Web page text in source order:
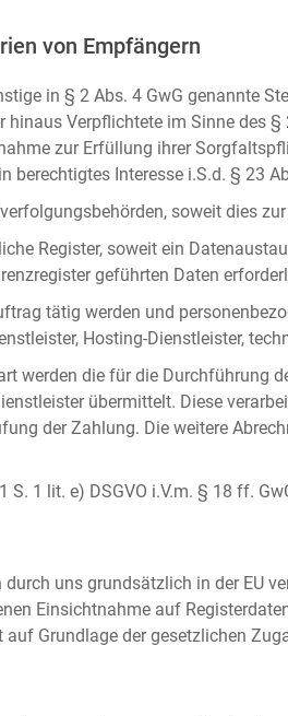
von Empfängern
in § 2 Abs. 4 GwG genannte
Verpflichtete im Sinne des
zur Erfüllung ihrer
berechtigtes Interesse i.S.d. § 23
soweit dies
Register, soweit ein
geführten Daten
tätig werden und
Hosting-Dienstleister,
werden die für die Durchführung
übermittelt. Diese
der Zahlung. Die weitere
S. 1 lit. e) DSGVO i.V.m. § 18 ff.
durch uns grundsätzlich in der EU
Einsichtnahme auf
Grundlage der gesetzlichen